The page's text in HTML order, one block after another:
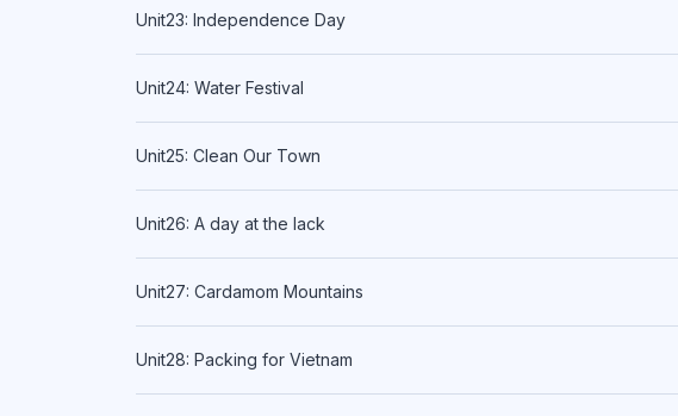
Unit23: Independence Day
Unit24: Water Festival
Unit25: Clean Our Town
Unit26: A day at the lack
Unit27: Cardamom Mountains
Unit28: Packing for Vietnam